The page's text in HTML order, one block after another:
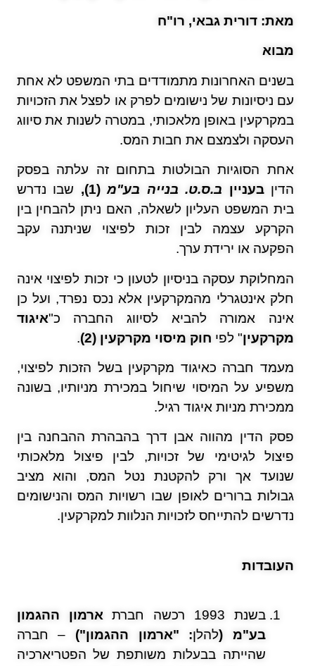
מאת: דורית גבאי, רו"ח
מבוא
בשנים האחרונות מתמודדים בתי המשפט לא אחת
עם ניסיונות של נישומים לפרק או לפצל את הזכויות
במקרקעין באופן מלאכותי, במטרה לשנות את סיווג
העסקה ולצמצם את חבות המס.
אחת הסוגיות הבולטות בתחום זה עלתה בפסק
הדיןבעניין ב.ס.ט. בנייה בע"מ(1),
שבו נדרש
בית המשפט העליון לשאלה, האם ניתן להבחין בין
הקרקע עצמה לבין זכות לפיצוי שניתנה עקב
הפקעה או ירידת ערך.
המחלוקת עסקה בניסיון לטעון כי זכות לפיצוי אינה
חלק אינטגרלי מהמקרקעין אלא נכס נפרד, ועל כן
אינה אמורה להביא לסיווג החברה כ"איגוד
מקרקעין" לפי חוק מיסוי מקרקעין (2) .
מעמד חברה כאיגוד מקרקעין בשל הזכות לפיצוי,
משפיע על המיסוי שיחול במכירת מניותיו, בשונה
ממכירת מניות איגוד רגיל.
פסק הדין מהווה אבן דרך בהבהרת ההבחנה בין
פיצול לגיטימי של זכויות, לבין פיצול מלאכותי
שנועד אך ורק להקטנת נטל המס, והוא מציב
גבולות ברורים לאופן שבו רשויות המס והנישומים
נדרשים להתייחס לזכויות הנלוות למקרקעין.
העובדות
בשנת 1993 רכשה חברת
ארמון ההגמון
בע"מ (להלן: "ארמון ההגמון") – חברה
שהייתה בבעלות משותפת של הפטריארכיה